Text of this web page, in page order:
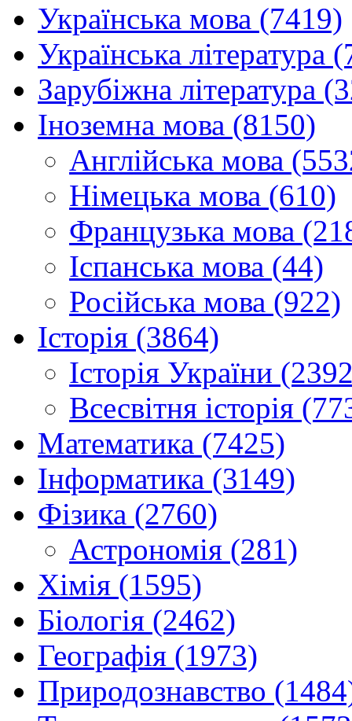
Українська мова (7419)
Українська література
Зарубіжна література
Іноземна мова (8150)
Англійська мова
Німецька мова (610)
Французька мова
Іспанська мова (44)
Російська мова (922)
Історія (3864)
Історія України
Всесвітня історія
Математика (7425)
Інформатика (3149)
Фізика (2760)
Астрономія (281)
Хімія (1595)
Біологія (2462)
Географія (1973)
Природознавство